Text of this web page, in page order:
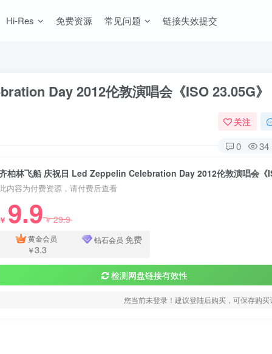
Hi-Res 免费资源 常见问题 链接失效提交
Day 2012伦敦演唱会《ISO 23.05G》
关注
0 34
此内容为付费资源，请付费后查看
￥ 9.9￥29.9
黄金会员
￥3.3
钻石会员 免费
检测网盘链接有效性
您当前未登录！建议登陆后购买，可保存购买